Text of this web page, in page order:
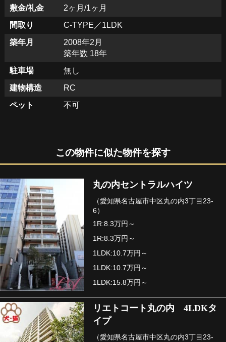
敷金/礼金
2ヶ月/1ヶ月
間取り
C-TYPE／1LDK
築年月
2008年2月
築年数 18年
駐車場
無し
建物構造
RC
ペット
不可
この物件に似た物件を探す
丸の内セントラルハイツ
（愛知県名古屋市中区丸の内3丁目23-
6）
1R:8.3万円～
1R:8.3万円～
1LDK:10.7万円～
1LDK:10.7万円～
1LDK:15.8万円～
リエトコート丸の内 4LDKタ
イプ
（愛知県名古屋市中区丸の内3丁目23-